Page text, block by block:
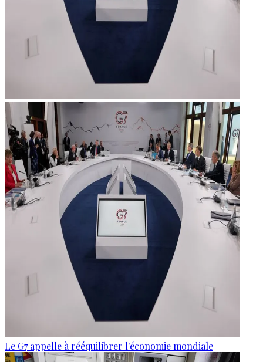
Le G7 appelle à rééquilibrer l'économie mondiale